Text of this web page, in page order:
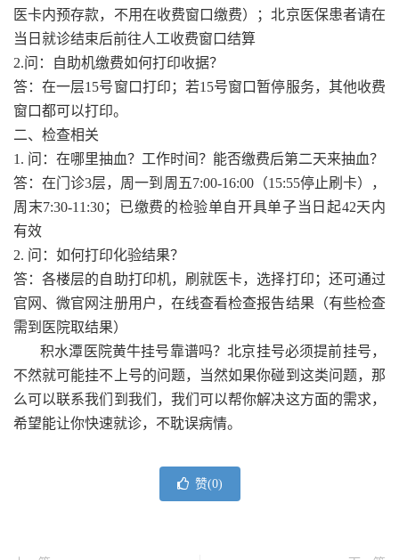
医卡内预存款，不用在收费窗口缴费）；北京医保患者请在
当日就诊结束后前往人工收费窗口结算
2.问：自助机缴费如何打印收据？
答：在一层15号窗口打印；若15号窗口暂停服务，其他收费
窗口都可以打印。
二、检查相关
1. 问：在哪里抽血？工作时间？能否缴费后第二天来抽血？
答：在门诊3层，周一到周五7:00-16:00（15:55停止刷卡），
周末7:30-11:30；已缴费的检验单自开具单子当日起42天内
有效
2. 问：如何打印化验结果？
答：各楼层的自助打印机，刷就医卡，选择打印；还可通过
官网、微官网注册用户，在线查看检查报告结果（有些检查
需到医院取结果）
积水潭医院黄牛挂号靠谱吗？北京挂号必须提前挂号，
不然就可能挂不上号的问题，当然如果你碰到这类问题，那
么可以联系我们到我们，我们可以帮你解决这方面的需求，
希望能让你快速就诊，不耽误病情。
赞(0)